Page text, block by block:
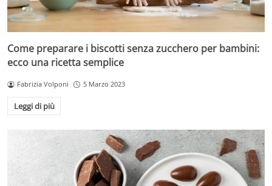
Come preparare i biscotti senza zucchero per bambini:
ecco una ricetta semplice
Fabrizia Volponi 5 Marzo 2023
Leggi di più